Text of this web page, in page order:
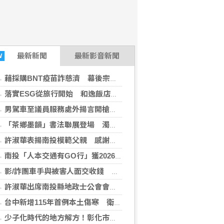
最新新聞 最新影音新聞
藉採購BNT疫苗詐慈濟 幕後宗教團體夫婦接押禁見
落實ESG從旅行開始 和逸飯店台南西門館推食農教育與文化走讀
男駕車至議員服務處外揚言開槍 台中警逮人法辦
「茶鄉墨韻」書法聯展登場 濁水溪社大以筆墨深耕社區藝文
許淑華表揚南投模範父親 感謝無私付出與家庭貢獻
南投「人本交通有GO行」獲2026馬路好行評選肯定
影/詐團車手與被害人面交收錢 違停露餡當場遭逮
許淑華出席南投縣地政士公會會員大會 籲公私協力防堵不動產詐騙
台中新增115年首例本土傷寒 衛生局提醒勤洗手、飲食煮熟
少子化時代的地方解方！彰化市未婚聯誼6年促成10對佳偶